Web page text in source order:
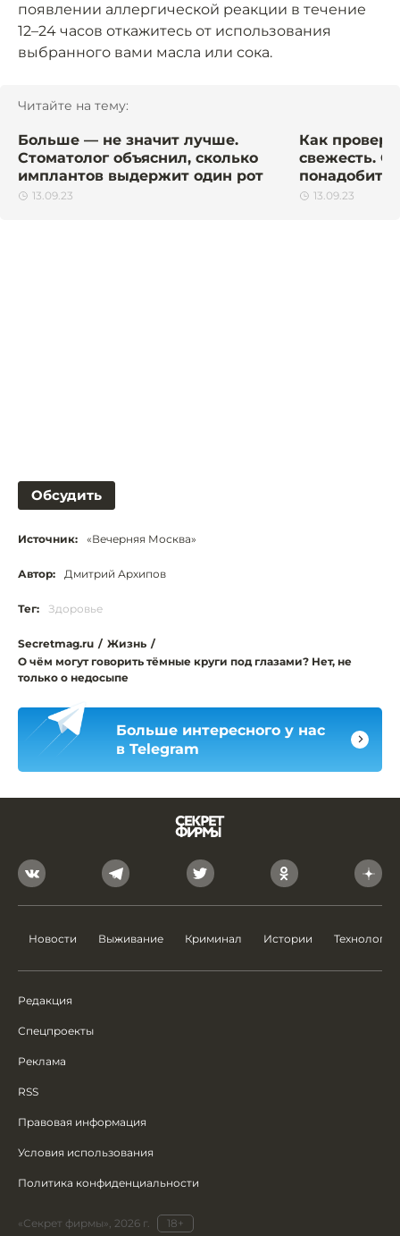
появлении аллергической реакции в течение
12–24 часов откажитесь от использования
выбранного вами масла или сока.
Читайте на тему:
Больше — не значит лучше.
Стоматолог объяснил, сколько
имплантов выдержит один рот
13.09.23
Как
свежесть.
13.09.23
Обсудить
Источник: «Вечерняя Москва»
Автор: Дмитрий Архипов
Тег: Здоровье
Secretmag.ru / Жизнь /
О чём могут говорить тёмные круги под глазами? Нет, не
только о недосыпе
Больше интересного у нас
в Telegram
Новости Выживание Криминал Истории Технологии
Редакция
Спецпроекты
Реклама
RSS
Правовая информация
Условия использования
Политика конфиденциальности
«Секрет фирмы», 2026 г. 18+